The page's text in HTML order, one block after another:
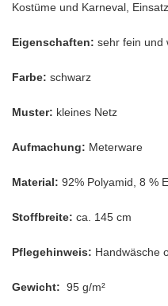
Kostüme und Karneval,
Eigenschaften: sehr fein und
Farbe: schwarz
Muster: kleines Netz
Aufmachung: Meterware
Material: 92% Polyamid, 8 %
Stoffbreite: ca. 145 cm
Pflegehinweis: Handwäsche
Gewicht: 95 g/m²